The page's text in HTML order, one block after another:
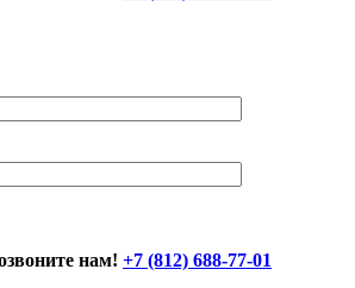
нам! +7 (812) 688-77-01